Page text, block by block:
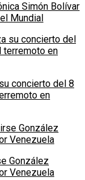
Simón Bolívar
Mundial
concierto del 8
en
González
Venezuela